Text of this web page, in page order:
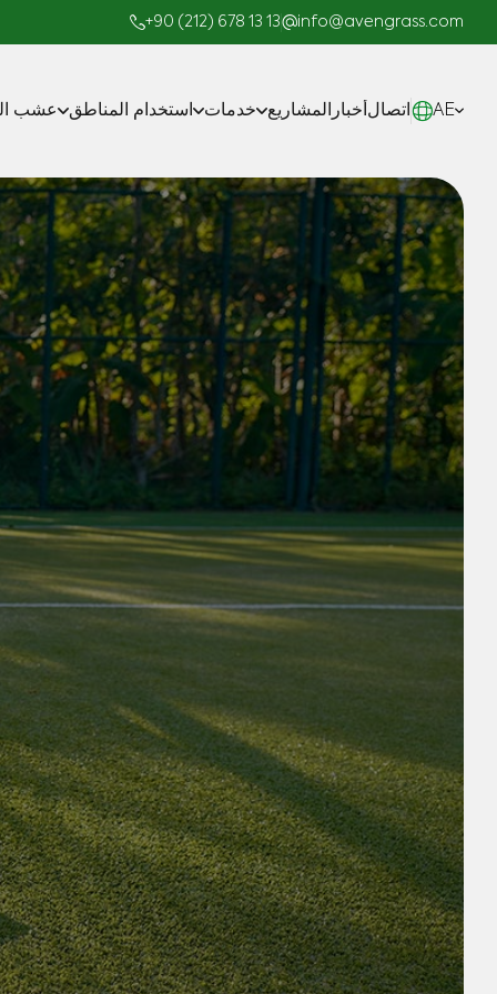
+90 (212) 678 13 13 info@avengrass.com
عشب استخدام المناطق خدمات
صناعة
المشاريع الجاهزة
المشاريع أخبار اتصال AE